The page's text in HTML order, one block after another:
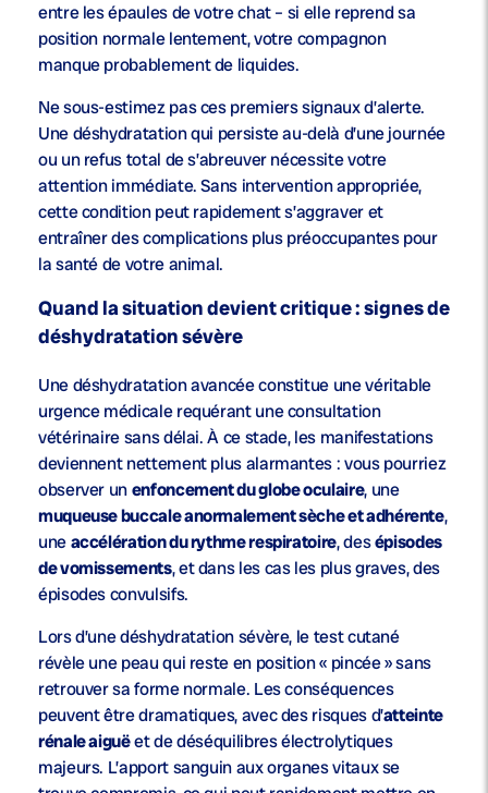
entre les épaules de votre chat – si elle reprend sa
position normale lentement, votre compagnon
manque probablement de liquides.
Ne sous-estimez pas ces premiers signaux d’alerte.
Une déshydratation qui persiste au-delà d’une journée
ou un refus total de s’abreuver nécessite votre
attention immédiate. Sans intervention appropriée,
cette condition peut rapidement s’aggraver et
entraîner des complications plus préoccupantes pour
la santé de votre animal.
Quand la situation devient critique : signes de
déshydratation sévère
Une déshydratation avancée constitue une véritable
urgence médicale requérant une consultation
vétérinaire sans délai. À ce stade, les manifestations
deviennent nettement plus alarmantes : vous pourriez
observer unenfoncement du globe oculaire, une
muqueuse buccale anormalement sèche et adhérente,
uneaccélération du rythme respiratoire, desépisodes
de vomissements, et dans les cas les plus graves, des
épisodes convulsifs.
Lors d’une déshydratation sévère, le test cutané
révèle une peau qui reste en position « pincée » sans
retrouver sa forme normale. Les conséquences
peuvent être dramatiques, avec des risques d’atteinte
rénale aiguëet de déséquilibres électrolytiques
majeurs. L’apport sanguin aux organes vitaux se